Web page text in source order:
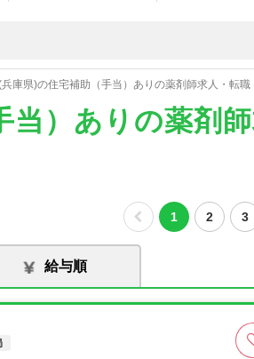
庫県)の住宅補助（手当）ありの薬剤師求人・転職
）ありの薬剤
1 2 3
給与順